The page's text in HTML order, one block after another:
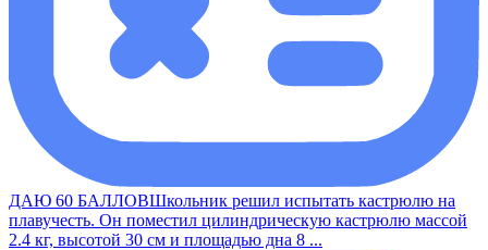
ДАЮ 60 БАЛЛОВШкольник решил испытать кастрюлю на
плавучесть. Он поместил цилиндрическую кастрюлю массой
2.4 кг, высотой 30 см и площадью дна 8 ...